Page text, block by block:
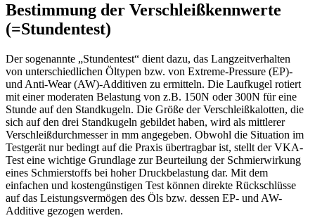
Bestimmung der Verschleißkennwerte
(=Stundentest)
Der sogenannte „Stundentest“ dient dazu, das Langzeitverhalten
von unterschiedlichen Öltypen bzw. von Extreme-Pressure (EP)-
und Anti-Wear (AW)-Additiven zu ermitteln. Die Laufkugel rotiert
mit einer moderaten Belastung von z.B. 150N oder 300N für eine
Stunde auf den Standkugeln. Die Größe der Verschleißkalotten, die
sich auf den drei Standkugeln gebildet haben, wird als mittlerer
Verschleißdurchmesser in mm angegeben. Obwohl die Situation im
Testgerät nur bedingt auf die Praxis übertragbar ist, stellt der VKA-
Test eine wichtige Grundlage zur Beurteilung der Schmierwirkung
eines Schmierstoffs bei hoher Druckbelastung dar. Mit dem
einfachen und kostengünstigen Test können direkte Rückschlüsse
auf das Leistungsvermögen des Öls bzw. dessen EP- und AW-
Additive gezogen werden.